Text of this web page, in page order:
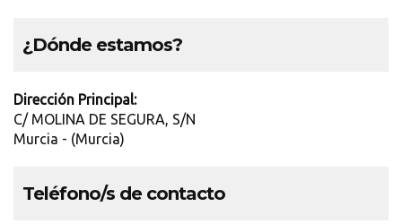
¿Dónde estamos?
Dirección Principal:
C/ MOLINA DE SEGURA, S/N
Murcia - (Murcia)
Teléfono/s de contacto